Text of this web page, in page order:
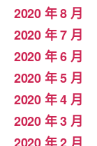
2020 年 8 月
2020 年 7 月
2020 年 6 月
2020 年 5 月
2020 年 4 月
2020 年 3 月